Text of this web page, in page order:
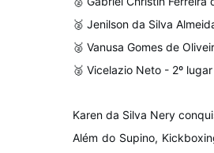
🥈 Jenilson da Silva
🥈 Vanusa Gomes de
🥈 Vicelazio Neto - 2º
Karen da Silva Nery
Além do Supino,